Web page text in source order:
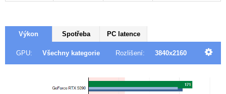
Výkon Spotřeba PC latence
GPU: Všechny kategorie Rozlišení: 3840x2160